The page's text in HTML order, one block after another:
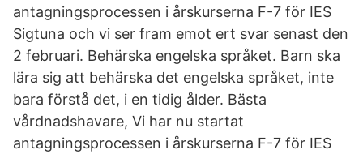
antagningsprocessen i årskurserna F-7 för IES
Sigtuna och vi ser fram emot ert svar senast den
2 februari. Behärska engelska språket. Barn ska
lära sig att behärska det engelska språket, inte
bara förstå det, i en tidig ålder. Bästa
vårdnadshavare, Vi har nu startat
antagningsprocessen i årskurserna F-7 för IES